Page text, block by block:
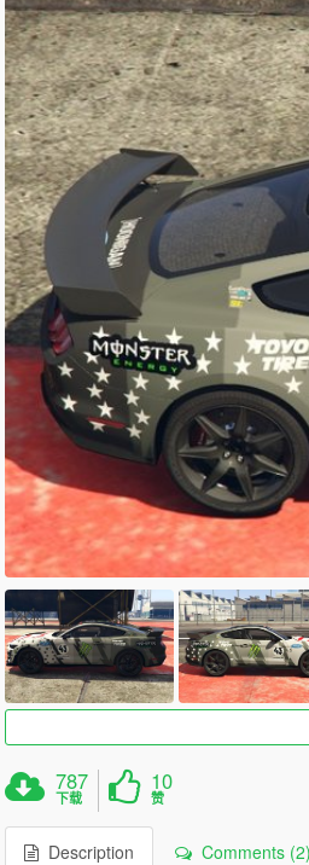
787
下载
10
赞
Description Comments (2)